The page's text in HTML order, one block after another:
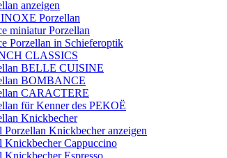
anzeigen
Porzellan
miniatur Porzellan
Porzellan in Schieferoptik
CLASSICS
BELLE CUISINE
BOMBANCE
CARACTERE
für Kenner des PEKOË
Knickbecher
Porzellan Knickbecher anzeigen
Knickbecher Cappuccino
Knickbecher Espresso